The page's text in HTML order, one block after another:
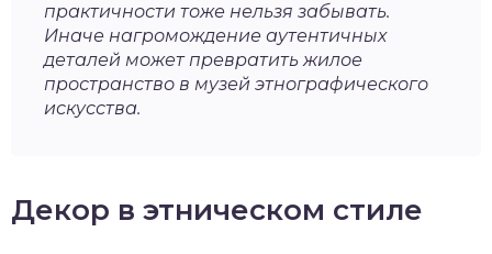
практичности тоже нельзя забывать.
Иначе нагромождение аутентичных
деталей может превратить жилое
пространство в музей этнографического
искусства.
Декор в этническом стиле